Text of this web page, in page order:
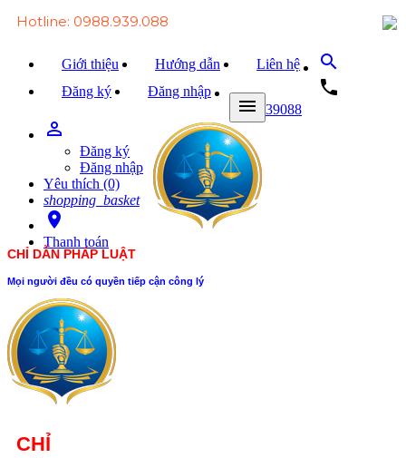
Hotline: 0988.939.088
Giới thiệu Hướng dẫn
Liên hệ
Đăng ký
Đăng nhập
search
local_phone
0988939088
person_outline
Đăng ký
Đăng nhập
Yêu thích (0)
shopping_basket
room
Thanh toán
menu
CHỈ DẪN PHÁP LUẬT
Mọi người đều có quyền tiếp cận công lý
CHỈ
Trang chủ
Văn bản Luật
Văn bản Đảng
Tài liệu
Hỏi - đáp
Trao đổi
Tin tức
Liên hệ